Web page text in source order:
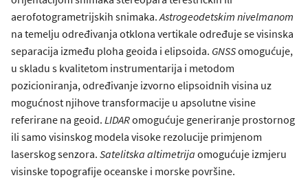
aerofotogrametrijskih snimaka. Astrogeodetskim nivelmanom
na temelju određivanja otklona vertikale određuje se visinska
separacija između ploha geoida i elipsoida. GNSSomogućuje,
u skladu s kvalitetom instrumentarija i metodom
pozicioniranja, određivanje izvorno elipsoidnih visina uz
mogućnost njihove transformacije u apsolutne visine
referirane na geoid. LIDARomogućuje generiranje prostornog
ili samo visinskog modela visoke rezolucije primjenom
laserskog senzora. Satelitska altimetrija omogućuje izmjeru
visinske topografije oceanske i morske površine.